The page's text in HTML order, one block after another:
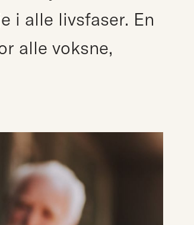
i alle livsfaser. En
alle voksne,